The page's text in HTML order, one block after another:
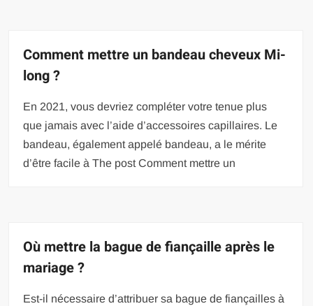
Comment mettre un bandeau cheveux Mi-
long ?
En 2021, vous devriez compléter votre tenue plus
que jamais avec l’aide d’accessoires capillaires. Le
bandeau, également appelé bandeau, a le mérite
d’être facile à The post Comment mettre un
Où mettre la bague de fiançaille après le
mariage ?
Est-il nécessaire d’attribuer sa bague de fiançailles à